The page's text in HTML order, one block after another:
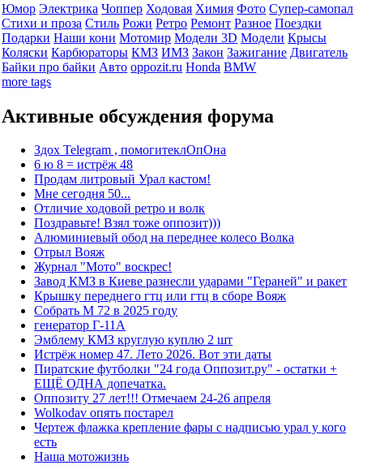
Юмор Электрика Чоппер Ходовая Химия Фото Супер-самопал
Стихи и проза Стиль Рожи Ретро Ремонт Разное Поездки
Подарки Наши кони Мотомир Модели 3D Модели Крысы
Коляски Карбюраторы КМЗ ИМЗ Закон Зажигание Двигатель
Байки про байки Авто oppozit.ru Honda BMW
more tags
Активные обсуждения форума
Здох Telegram , помогитеклОпОна
6 ю 8 = истрёж 48
Продам литровый Урал кастом!
Мне сегодня 50...
Отличие ходовой ретро и волк
Поздравьте! Взял тоже оппозит)))
Алюминиевый обод на переднее колесо Волка
Отрыл Вояж
Журнал "Мото" воскрес!
Завод КМЗ в Киеве разнесли ударами "Гераней" и ракет
Крышку переднего гтц или гтц в сборе Вояж
Собрать М 72 в 2025 году
генератор Г-11А
Эмблему КМЗ круглую куплю 2 шт
Истрёж номер 47. Лето 2026. Вот эти даты
Пиратские футболки "24 года Оппозит.ру" - остатки +
ЕЩЁ ОДНА допечатка.
Оппозиту 27 лет!!! Отмечаем 24-26 апреля
Wolkodav опять постарел
Чертеж флажка крепление фары с надписью урал у кого
есть
Наша мотожизнь